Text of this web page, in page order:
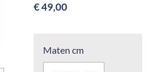
€ 49,00
Maten cm